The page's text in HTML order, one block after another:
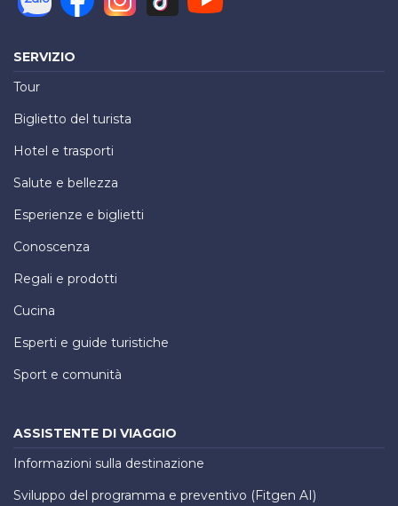
SERVIZIO
Tour
Biglietto del turista
Hotel e trasporti
Salute e bellezza
Esperienze e biglietti
Conoscenza
Regali e prodotti
Cucina
Esperti e guide turistiche
Sport e comunità
ASSISTENTE DI VIAGGIO
Informazioni sulla destinazione
Sviluppo del programma e preventivo (Fitgen AI)